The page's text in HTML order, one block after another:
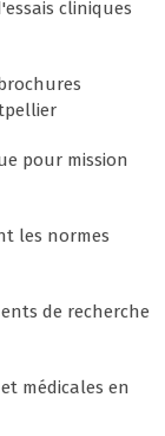
cliniques
pour mission
les normes
de recherche
médicales en